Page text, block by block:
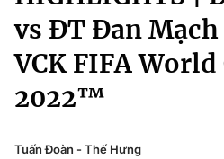
Chính trị
Xã hội
Thể thao
Truyền hình
Văn hóa - Giải trí
Đời sống
Giáo dục
vs ĐT Đan Mạch
VCK FIFA World
2022™
Tuấn Đoàn - Thế Hưng